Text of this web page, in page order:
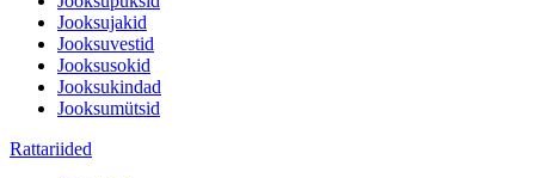
Jooksujakid
Jooksuvestid
Jooksusokid
Jooksukindad
Jooksumütsid
Rattariided